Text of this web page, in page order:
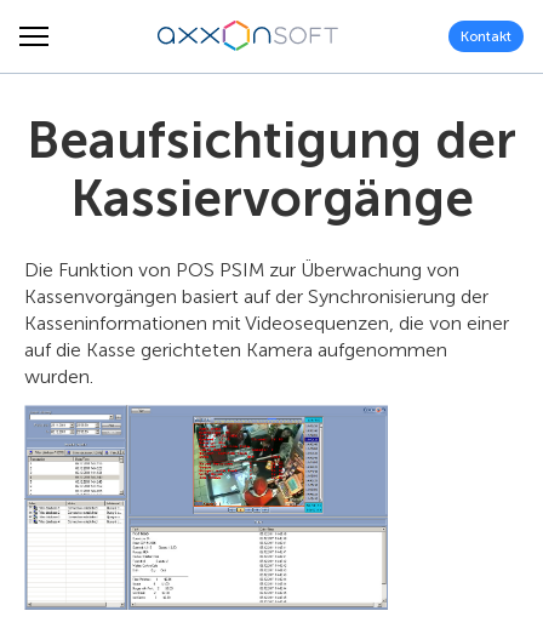
Kontakt
Beaufsichtigung der
Kassiervorgänge
Die Funktion von POS PSIM zur Überwachung von
Kassenvorgängen basiert auf der Synchronisierung der
Kasseninformationen mit Videosequenzen, die von einer
auf die Kasse gerichteten Kamera aufgenommen
wurden.